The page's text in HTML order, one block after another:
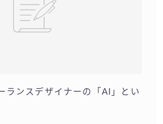
ランスデザイナーの「AI」とい